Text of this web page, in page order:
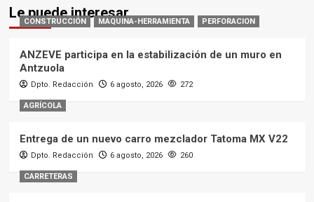
Le puede interesar
CONSTRUCCIÓN MAQUINA-HERRAMIENTA PERFORACION
ANZEVE participa en la estabilización de un muro en
Antzuola
Dpto. Redacción 6 agosto, 2026 272
AGRÍCOLA
Entrega de un nuevo carro mezclador Tatoma MX V22
Dpto. Redacción 6 agosto, 2026 260
CARRETERAS